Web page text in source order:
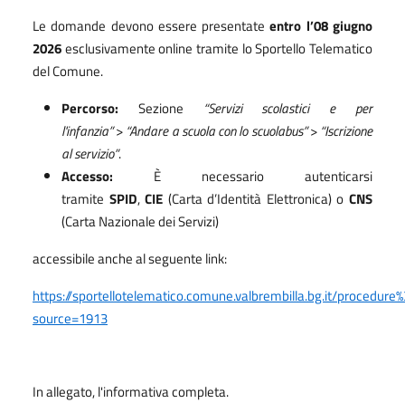
Le domande devono essere presentateentro l’08 giugno
2026esclusivamente online tramite lo Sportello Telematico
del Comune.
Percorso: Sezione
“Servizi scolastici e per
l'infanzia”> “Andare a scuola con lo scuolabus”> “Iscrizione
al servizio”.
Accesso: È necessario autenticarsi
tramite SPID,CIE (Carta d’Identità Elettronica) oCNS
(Carta Nazionale dei Servizi)
accessibile anche al seguente link:
https://sportellotelematico.comune.valbrembilla.bg.it/
source=1913
In allegato, l'informativa completa.